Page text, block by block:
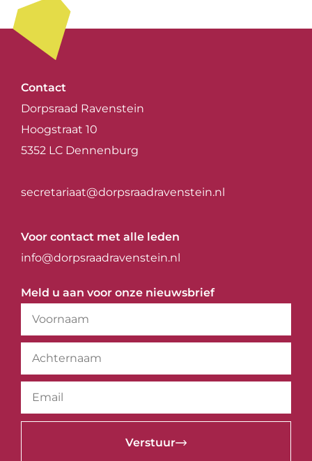
Contact
Dorpsraad Ravenstein
Hoogstraat 10
5352 LC Dennenburg
secretariaat@dorpsraadravenstein.nl
Voor contact met alle leden
info@dorpsraadravenstein.nl
Meld u aan voor onze nieuwsbrief
Verstuur